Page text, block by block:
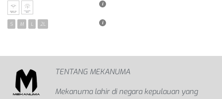
S M L 2L
TENTANG MEKANUMA
Mekanuma lahir di negara kepulauan yang